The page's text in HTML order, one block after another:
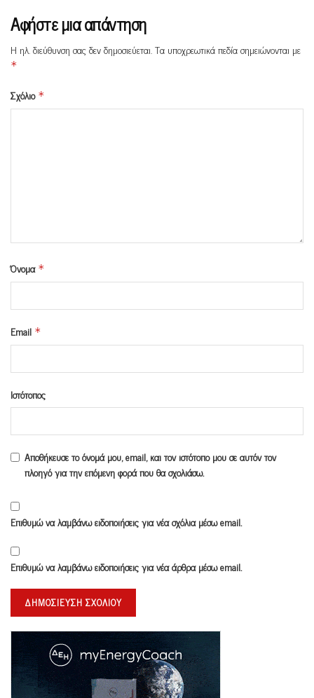
Αφήστε μια απάντηση
Η ηλ. διεύθυνση σας δεν δημοσιεύεται.Τα υποχρεωτικά πεδία σημειώνονται με
*
Σχόλιο *
Όνομα *
Email *
Ιστότοπος
Αποθήκευσε το όνομά μου, email, και τον ιστότοπο μου σε αυτόν τον
πλοηγό για την επόμενη φορά που θα σχολιάσω.
Επιθυμώ να λαμβάνω ειδοποιήσεις για νέα σχόλια μέσω email.
Επιθυμώ να λαμβάνω ειδοποιήσεις για νέα άρθρα μέσω email.